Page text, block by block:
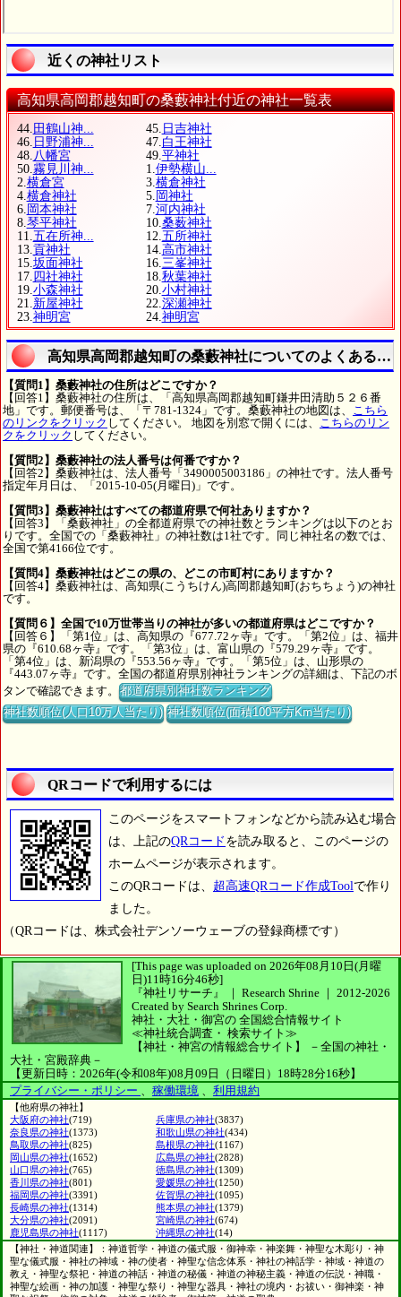
近くの神社リスト
高知県高岡郡越知町の桑藪神社付近の神社一覧表
44. 田鶴山神... 45. 日吉神社
46. 日野浦神... 47. 白王神社
48. 八幡宮 49. 平神社
50. 霧見川神... 1. 伊勢横山...
2. 横倉宮 3. 横倉神社
4. 横倉神社 5. 岡神社
6. 岡本神社 7. 河内神社
8. 琴平神社 10. 桑薮神社
11. 五在所神... 12. 五所神社
13. 貢神社 14. 高市神社
15. 坂面神社 16. 三峯神社
17. 四社神社 18. 秋葉神社
19. 小森神社 20. 小村神社
21. 新屋神社 22. 深瀬神社
23. 神明宮 24. 神明宮
高知県高岡郡越知町の桑藪神社についてのよくある質
【質問1】桑藪神社の住所はどこですか？
【回答1】桑藪神社の住所は、「高知県高岡郡越知町鎌井田清助５２６番
地」です。郵便番号は、「〒781-1324」です。桑藪神社の地図は、
こちら
のリンクをクリック してください。 地図を別窓で開くには、
こちらのリン
クをクリック してください。
【質問2】桑藪神社の法人番号は何番ですか？
【回答2】桑藪神社は、法人番号「3490005003186」の神社です。法人番号
指定年月日は、「2015-10-05(月曜日)」です。
【質問3】桑藪神社はすべての都道府県で何社ありますか？
【回答3】「桑藪神社」の全都道府県での神社数とランキングは以下のとお
りです。全国での「桑藪神社」の神社数は1社です。同じ神社名の数では、
全国で第4166位です。
【質問4】桑藪神社はどこの県の、どこの市町村にありますか？
【回答4】桑藪神社は、高知県(こうちけん)高岡郡越知町(おちちょう)の神社
です。
【質問６】全国で10万世帯当りの神社が多いの都道府県はどこですか？
【回答６】「第1位」は、高知県の『677.72ヶ寺』です。「第2位」は、福井
県の『610.68ヶ寺』です。「第3位」は、富山県の『579.29ヶ寺』です。
「第4位」は、新潟県の『553.56ヶ寺』です。「第5位」は、山形県の
『443.07ヶ寺』です。全国の都道府県別神社ランキングの詳細は、下記のボ
タンで確認できます。都道府県別神社数ランキング
神社数順位(人口10万人当たり) 神社数順位(面積100平方Km当たり)
QRコードで利用するには
このページをスマートフォンなどから読み込む場合
は、上記のQRコード を読み取ると、このページの
ホームページが表示されます。
このQRコードは、 超高速QRコード作成Tool で作り
ました。
（QRコードは、株式会社デンソーウェーブの登録商標です）
[This page was uploaded on 2026年08月10日(月曜
日)11時16分46秒]
『神社リサーチ』 ｜ Research Shrine ｜ 2012-2026
Created by Search Shrines Corp.
神社・大社・御宮の 全国総合情報サイト
≪神社統合調査・ 検索サイト≫
【神社・神宮の情報総合サイト】
－全国の神社・
大社・宮殿辞典－
【更新日時：2026年(令和08年)08月09日（日曜日）18時28分16秒】
プライバシー・ポリシー
稼働環境 利用規約
【他府県の神社】
大阪府の神社(719) 兵庫県の神社(3837)
奈良県の神社(1373) 和歌山県の神社(434)
鳥取県の神社(825) 島根県の神社(1167)
岡山県の神社(1652) 広島県の神社(2828)
山口県の神社(765) 徳島県の神社(1309)
香川県の神社(801) 愛媛県の神社(1250)
福岡県の神社(3391) 佐賀県の神社(1095)
長崎県の神社(1314) 熊本県の神社(1379)
大分県の神社(2091) 宮崎県の神社(674)
鹿児島県の神社(1117) 沖縄県の神社(14)
【神社・神道関連】：神道哲学・神道の儀式服・御神幸・神楽舞・神聖な木彫り・神
聖な儀式服・神社の神域・神の使者・神聖な信念体系・神社の神話学・神域・神道の
教え・神聖な祭祀・神道の神話・神道の秘儀・神道の神秘主義・神道の伝説・神職・
神聖な絵画・神の加護・神聖な祭り・神聖な器具・神社の境内・お祓い・御神楽・神